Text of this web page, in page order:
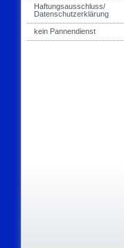
Haftungsausschluss/
Datenschutzerklärung
kein Pannendienst